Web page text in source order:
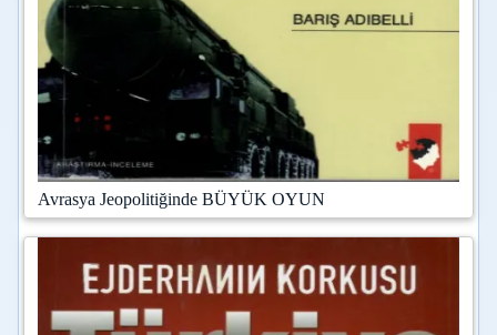
Avrasya Jeopolitiğinde BÜYÜK OYUN